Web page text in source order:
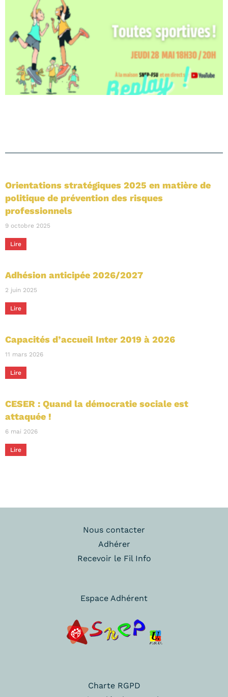
Orientations stratégiques 2025 en matière de
politique de prévention des risques
professionnels
9 octobre 2025
Lire
Adhésion anticipée 2026/2027
2 juin 2025
Lire
Capacités d’accueil Inter 2019 à 2026
11 mars 2026
Lire
CESER : Quand la démocratie sociale est
attaquée !
6 mai 2026
Lire
Nous contacter
Adhérer
Recevoir le Fil Info
Espace Adhérent
Charte RGPD